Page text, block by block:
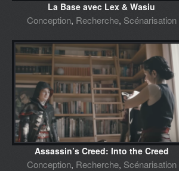
La Base avec Lex & Wasiu
Conception, Recherche, Scénarisation
Assassin’s Creed: Into the Creed
Conception, Recherche, Scénarisation